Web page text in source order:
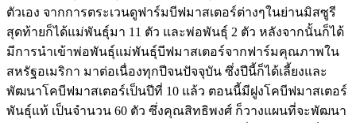
ตัวเอง จากการตระเวนดูฟาร์มบีฟมาสเตอร์ต่างๆในย่านมิสซูรี
สุดท้ายก็ได้แม่พันธุ์มา 11 ตัว และพ่อพันธุ์ 2 ตัว หลังจากนั้นก็ได้
มีการนำเข้าพ่อพันธุ์แม่พันธุ์บีฟมาสเตอร์จากฟาร์มคุณภาพใน
สหรัฐอเมริกา มาต่อเนื่องทุกปีจนปัจจุบัน ซึ่งปีนี้ก็ได้เลี้ยงและ
พัฒนาโคบีฟมาสเตอร์เป็นปีที่ 10 แล้ว ตอนนี้มีฝูงโคบีฟมาสเตอร์
พันธุ์แท้ เป็นจำนวน 60 ตัว ซึ่งคุณสิทธิพงศ์ ก็วางแผนที่จะพัฒนา